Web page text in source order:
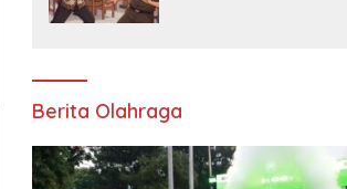
Berita Olahraga